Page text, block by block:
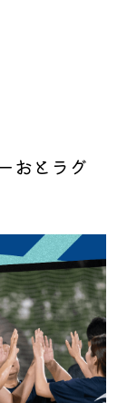
おとラグ